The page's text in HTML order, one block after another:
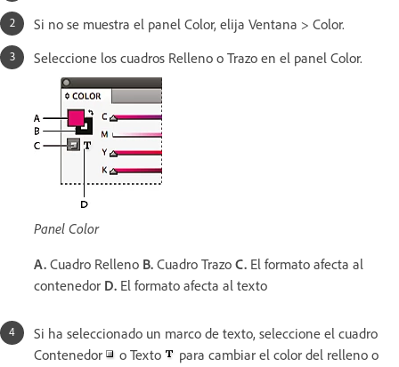
Si no se muestra el panel Color, elija Ventana > Color.
Seleccione los cuadros Relleno o Trazo en el panel Color.
Panel Color
A. Cuadro Relleno B. Cuadro Trazo C. El formato afecta al
contenedor D. El formato afecta al texto
Si ha seleccionado un marco de texto, seleccione el cuadro
Contenedor
o Texto
para cambiar el color del relleno o